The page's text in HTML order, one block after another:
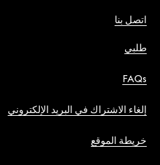
اتصل بنا
طلبي
FAQs
إلغاء الاشتراك في البريد الإلكتروني
خريطة الموقع